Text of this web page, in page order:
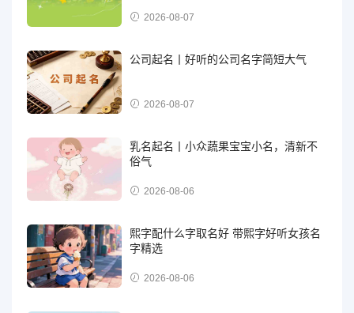
2026-08-07
公司起名丨好听的公司名字简短大气
2026-08-07
乳名起名丨小众蔬果宝宝小名，清新不
俗气
2026-08-06
熙字配什么字取名好 带熙字好听女孩名
字精选
2026-08-06